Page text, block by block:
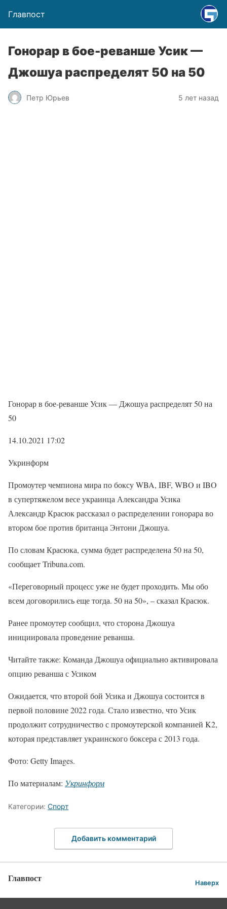
Главпост
Гонорар в бое-реванше Усик —
Джошуа распределят 50 на 50
Петр Юрьев 5 лет назад
Гонорар в бое-реванше Усик — Джошуа распределят 50 на
50
14.10.2021 17:02
Укринформ
Промоутер чемпиона мира по боксу WBA, IBF, WBO и IBO
в супертяжелом весе украинца Александра Усика
Александр Красюк рассказал о распределении гонорара во
втором бое против британца Энтони Джошуа.
По словам Красюка, сумма будет распределена 50 на 50,
сообщает Tribuna.com.
«Переговорный процесс уже не будет проходить. Мы обо
всем договорились еще тогда. 50 на 50», – сказал Красюк.
Ранее промоутер сообщил, что сторона Джошуа
инициировала проведение реванша.
Читайте также: Команда Джошуа официально активировала
опцию реванша с Усиком
Ожидается, что второй бой Усика и Джошуа состоится в
первой половине 2022 года. Стало известно, что Усик
продолжит сотрудничество с промоутерской компанией K2,
которая представляет украинского боксера с 2013 года.
Фото: Getty Images.
По материалам: Укринформ
Категории: Спорт
Добавить комментарий
Главпост Наверх